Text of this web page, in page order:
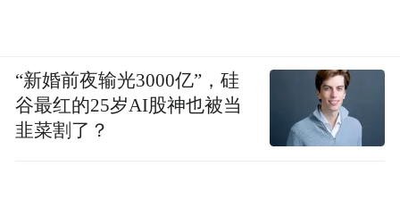
“新婚前夜输光3000亿”，硅
谷最红的25岁AI股神也被当
韭菜割了？